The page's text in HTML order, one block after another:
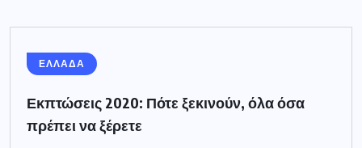
ΕΛΛΑΔΑ
Εκπτώσεις 2020: Πότε ξεκινούν, όλα όσα
πρέπει να ξέρετε